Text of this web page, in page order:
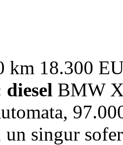
km 18.300
BMW
un singur